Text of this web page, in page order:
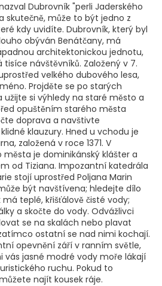
Dubrovník "perli Jaderského
skutečně, může to být jedno z
kdy uvidíte. Dubrovník, který byl
obýván Benátčany, má
architektonickou jednotu,
návštěvníků. Založený v 7.
velkého dubového lesa,
Projděte se po starých
si výhledy na staré město a
opuštěním starého města
doprava a navštivte
klauzury. Hned u vchodu je
založená v roce 1371. V
je dominikánský klášter a
od Tiziana. Impozantní katedrála
stojí uprostřed Poljana Marin
být navštívena; hledejte dílo
teplé, křišťálově čisté vody;
a skočte do vody. Odvážlivci
se na skalách nebo plavat
ostatní se nad nimi kochají.
opevnění září v ranním světle,
vás jasné modré vody moře lákají
ruchu. Pokud to
najít kousek ráje.